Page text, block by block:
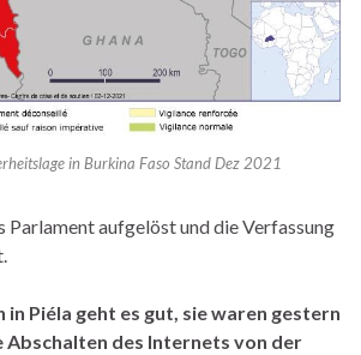
in Burkina Faso Stand Dez 2021
Parlament aufgelöst und die Verfassung
in Piéla geht es gut, sie waren gestern
Abschalten des Internets von der